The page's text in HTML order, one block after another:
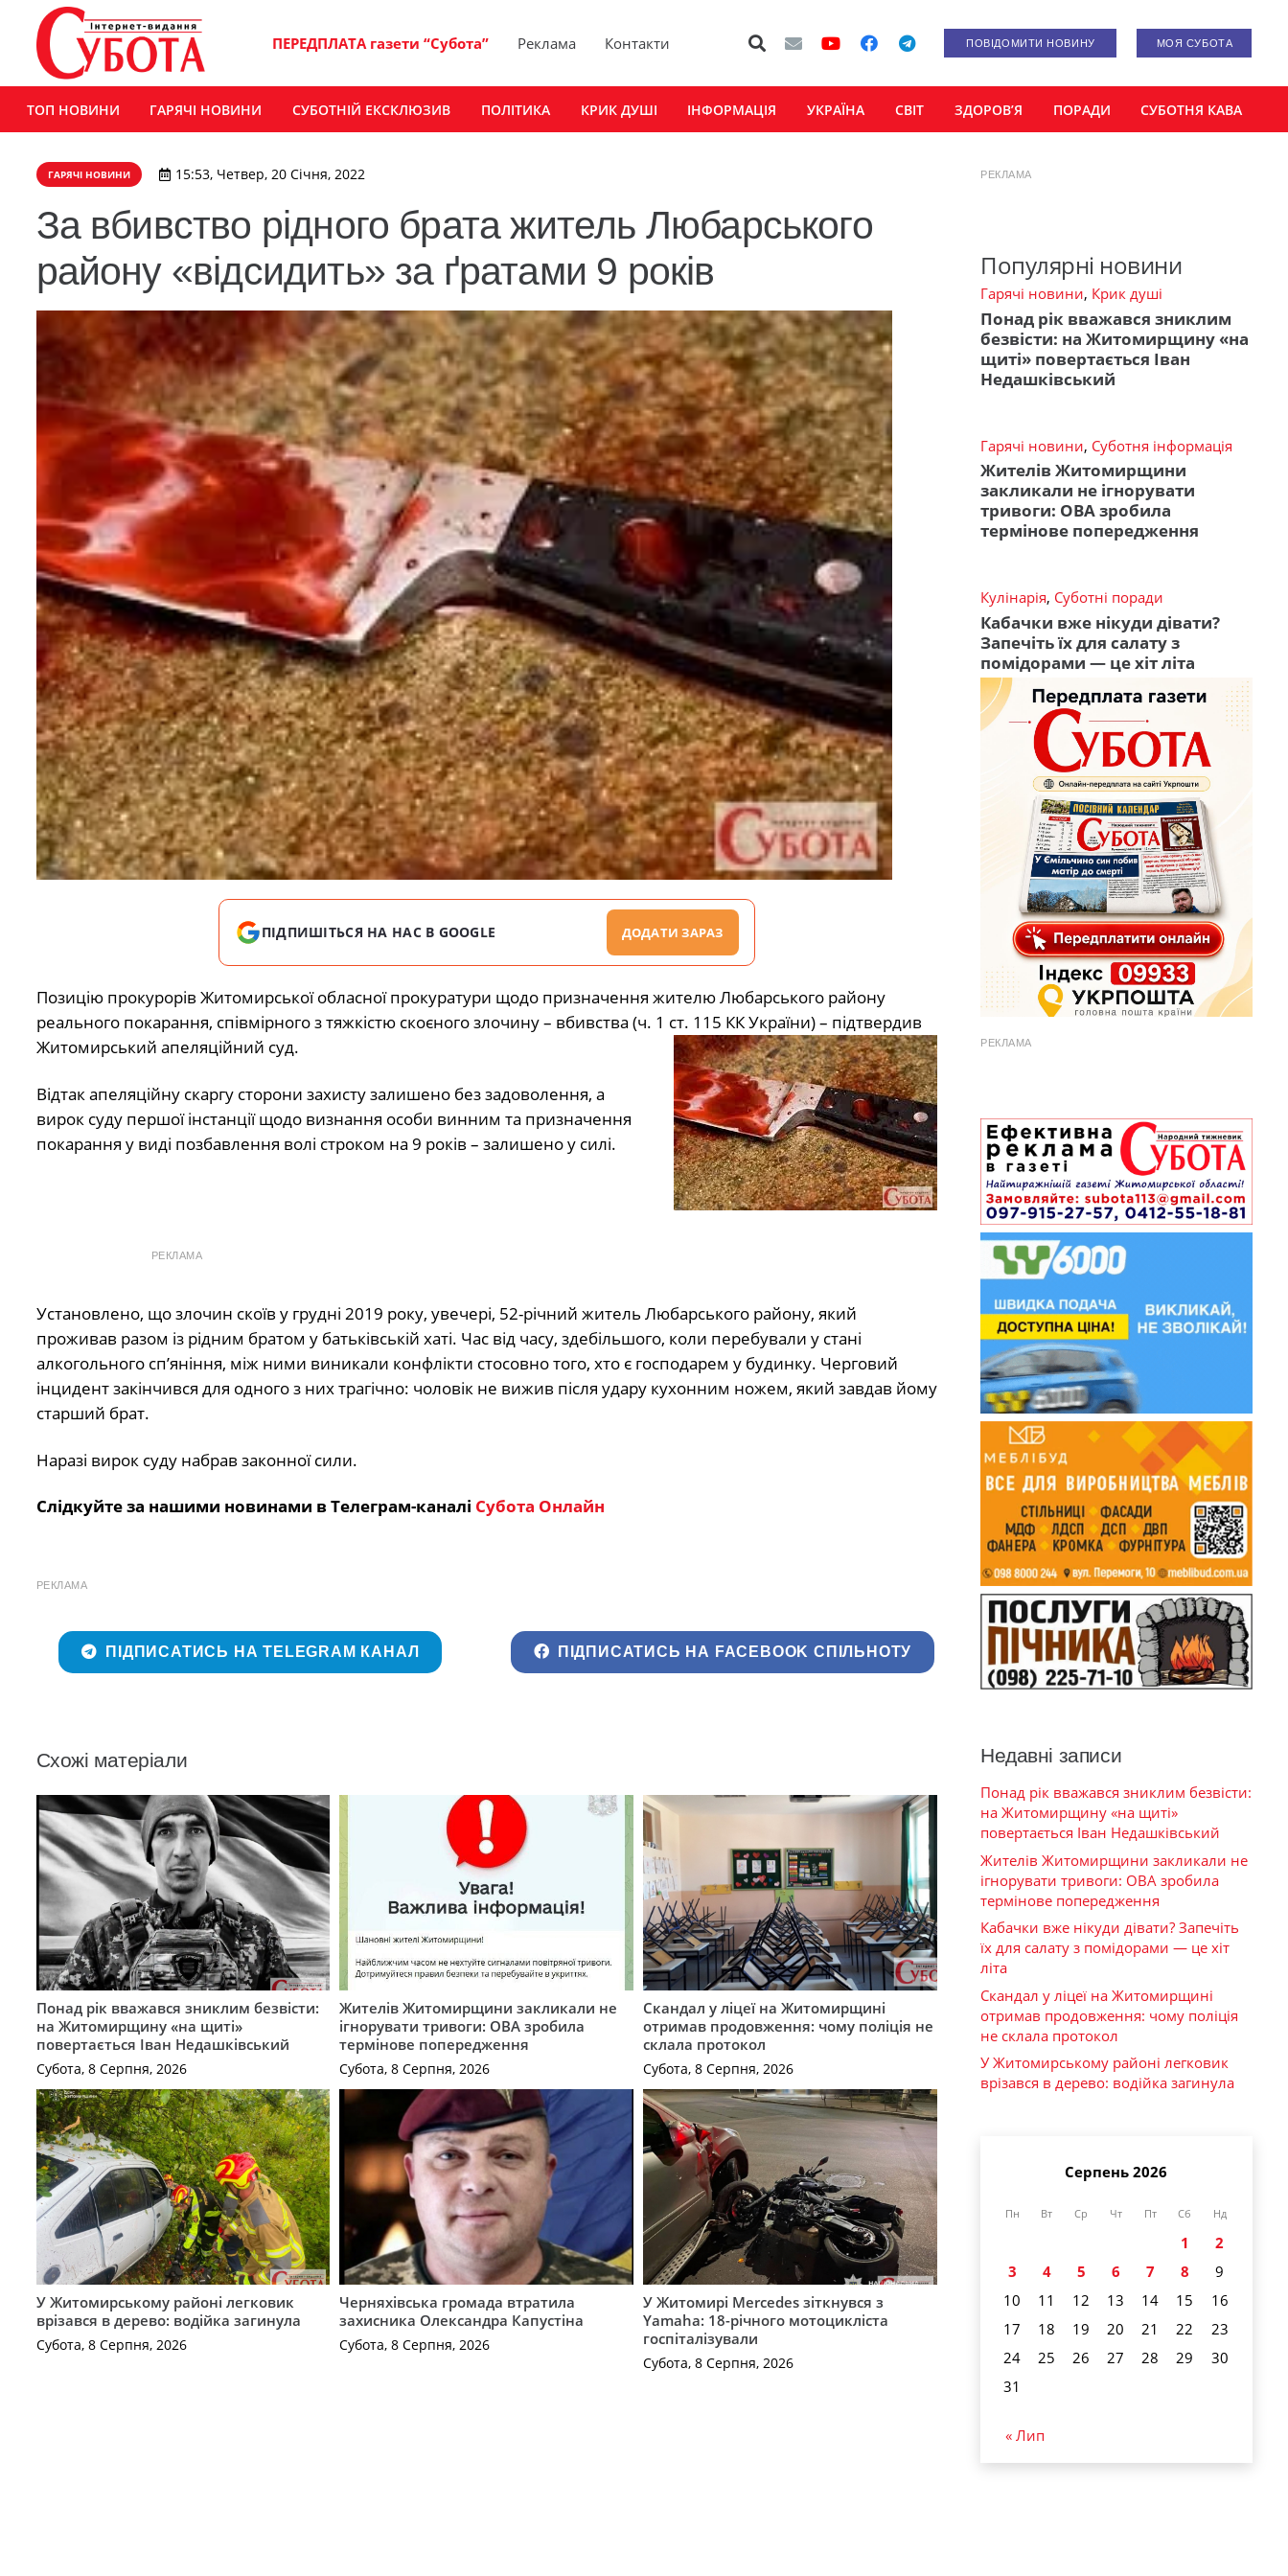
ПЕРЕДПЛАТА газети “Субота” Реклама Контакти ПОВІДОМИТИ НОВИНУ МОЯ СУБОТА
ТОП НОВИНИ ГАРЯЧІ НОВИНИ СУБОТНІЙ ЕКСКЛЮЗИВ ПОЛІТИКА КРИК ДУШІ ІНФОРМАЦІЯ УКРАЇНА СВІТ ЗДОРОВ’Я ПОРАДИ СУБОТНЯ КАВА
ГАРЯЧІ НОВИНИ 15:53, Четвер, 20 Січня, 2022
За вбивство рідного брата житель Любарського
району «відсидить» за ґратами 9 років
ПІДПИШІТЬСЯ НА НАС В GOOGLE ДОДАТИ ЗАРАЗ
Позицію прокурорів Житомирської обласної прокуратури щодо призначення жителю Любарського району
реального покарання, співмірного з тяжкістю скоєного злочину – вбивства (ч. 1 ст. 115 КК України) – підтвердив
Житомирський апеляційний суд.
Відтак апеляційну скаргу сторони захисту залишено без задоволення, а
вирок суду першої інстанції щодо визнання особи винним та призначення
покарання у виді позбавлення волі строком на 9 років – залишено у силі.
РЕКЛАМА
Установлено, що злочин скоїв у грудні 2019 року, увечері, 52-річний житель Любарського району, який
проживав разом із рідним братом у батьківській хаті. Час від часу, здебільшого, коли перебували у стані
алкогольного сп’яніння, між ними виникали конфлікти стосовно того, хто є господарем у будинку. Черговий
інцидент закінчився для одного з них трагічно: чоловік не вижив після удару кухонним ножем, який завдав йому
старший брат.
Наразі вирок суду набрав законної сили.
Слідкуйте за нашими новинами в Телеграм-каналі Субота Онлайн
РЕКЛАМА
ПІДПИСАТИСЬ НА TELEGRAM КАНАЛ ПІДПИСАТИСЬ НА FACEBOOK СПІЛЬНОТУ
Схожі матеріали
Понад рік вважався зниклим безвісти:
на Житомирщину «на щиті»
повертається Іван Недашківський
Субота, 8 Серпня, 2026
Жителів Житомирщини закликали не
ігнорувати тривоги: ОВА зробила
термінове попередження
Субота, 8 Серпня, 2026
Скандал у ліцеї на Житомирщині
отримав продовження: чому поліція не
склала протокол
Субота, 8 Серпня, 2026
У Житомирському районі легковик
врізався в дерево: водійка загинула
Субота, 8 Серпня, 2026
Черняхівська громада втратила
захисника Олександра Капустіна
Субота, 8 Серпня, 2026
У Житомирі Mercedes зіткнувся з
Yamaha: 18-річного мотоцикліста
госпіталізували
Субота, 8 Серпня, 2026
РЕКЛАМА
Популярні новини
Гарячі новини, Крик душі
Понад рік вважався зниклим
безвісти: на Житомирщину «на
щиті» повертається Іван
Недашківський
Гарячі новини, Суботня інформація
Жителів Житомирщини
закликали не ігнорувати
тривоги: ОВА зробила
термінове попередження
Кулінарія, Суботні поради
Кабачки вже нікуди дівати?
Запечіть їх для салату з
помідорами — це хіт літа
РЕКЛАМА
Недавні записи
Понад рік вважався зниклим безвісти:
на Житомирщину «на щиті»
повертається Іван Недашківський
Жителів Житомирщини закликали не
ігнорувати тривоги: ОВА зробила
термінове попередження
Кабачки вже нікуди дівати? Запечіть
їх для салату з помідорами — це хіт
літа
Скандал у ліцеї на Житомирщині
отримав продовження: чому поліція
не склала протокол
У Житомирському районі легковик
врізався в дерево: водійка загинула
Серпень 2026
Пн Вт Ср Чт Пт Сб Нд
1
2
3
4 5 6 7 8
9
10
11 12 13 14 15
16
17
18 19 20 21 22
23
24
25 26 27 28 29
30
31
« Лип